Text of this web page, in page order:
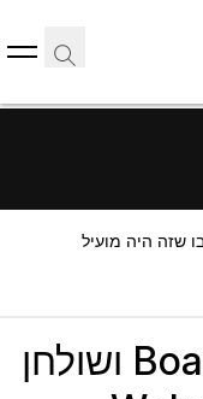
השתמש בסדרות Board ושולחן